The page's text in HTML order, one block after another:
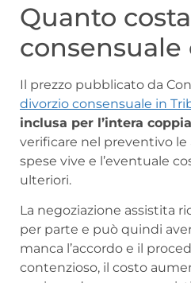
Quanto
consensuale
Il prezzo pubblicato da
divorzio consensuale in
inclusa per l’intera coppia
verificare nel preventivo
spese vive e l’eventuale
ulteriori.
La negoziazione assistita
per parte e può quindi
manca l’accordo e il
contenzioso, il costo